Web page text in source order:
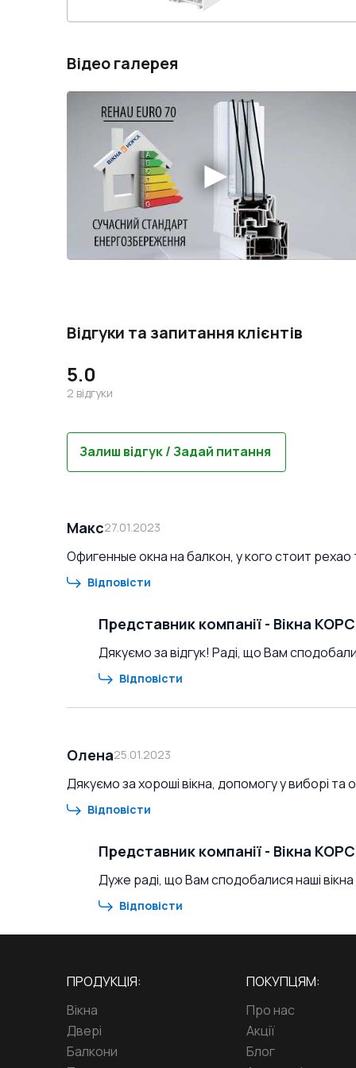
Відео галерея
Відгуки та запитання клієнтів
5.0
2 відгуки
Залиш відгук / Задай питання
Макс27.01.2023
Офигенные окна на балкон, у кого стоит
Відповісти
Представник компанії - Вікна
Дякуємо за відгук! Раді, що Вам
Відповісти
Олена25.01.2023
Дякуємо за хороші вікна, допомогу у виборі та
Відповісти
Представник компанії - Вікна
Дуже раді, що Вам сподобалися наші вікна
Відповісти
ПРОДУКЦІЯ:
Вікна
Двері
Балкони
ПОКУПЦЯМ:
Про нас
Акції
Блог